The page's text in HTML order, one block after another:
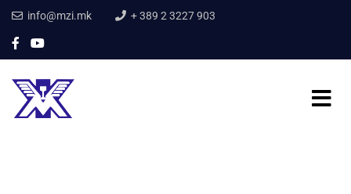
info@mzi.mk + 389 2 3227 903